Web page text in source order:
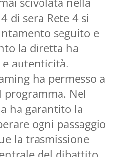
di sera Rete 4 si
seguito e
la diretta ha
e autenticità.
ha permesso a
Nel
ha garantito la
ogni passaggio
la trasmissione
del dibattito